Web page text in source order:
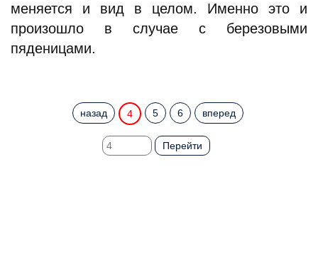
меняется и вид в целом. Именно это и
произошло в случае с березовыми
пяденицами.
назад 4 5 6 вперед
Перейти